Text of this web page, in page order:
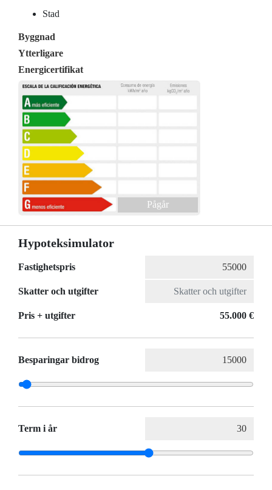
Stad
Byggnad
Ytterligare
Energicertifikat
Pågår
Hypoteksimulator
Fastighetspris
Skatter och utgifter
Pris + utgifter 55.000 €
Besparingar bidrog
Term i år